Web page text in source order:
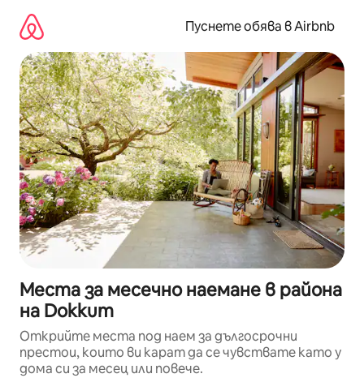
съдържанието
Пуснете обява в Airbnb
Места за месечно наемане в района
на Dokkum
Открийте места под наем за дългосрочни
престои, които ви карат да се чувствате като у
дома си за месец или повече.